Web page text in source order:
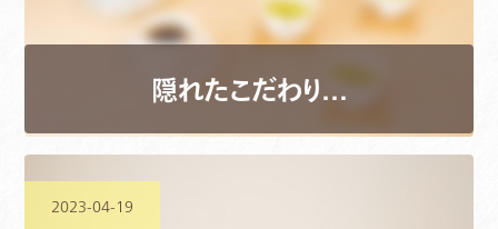
隠れたこだわり…
2023-04-19